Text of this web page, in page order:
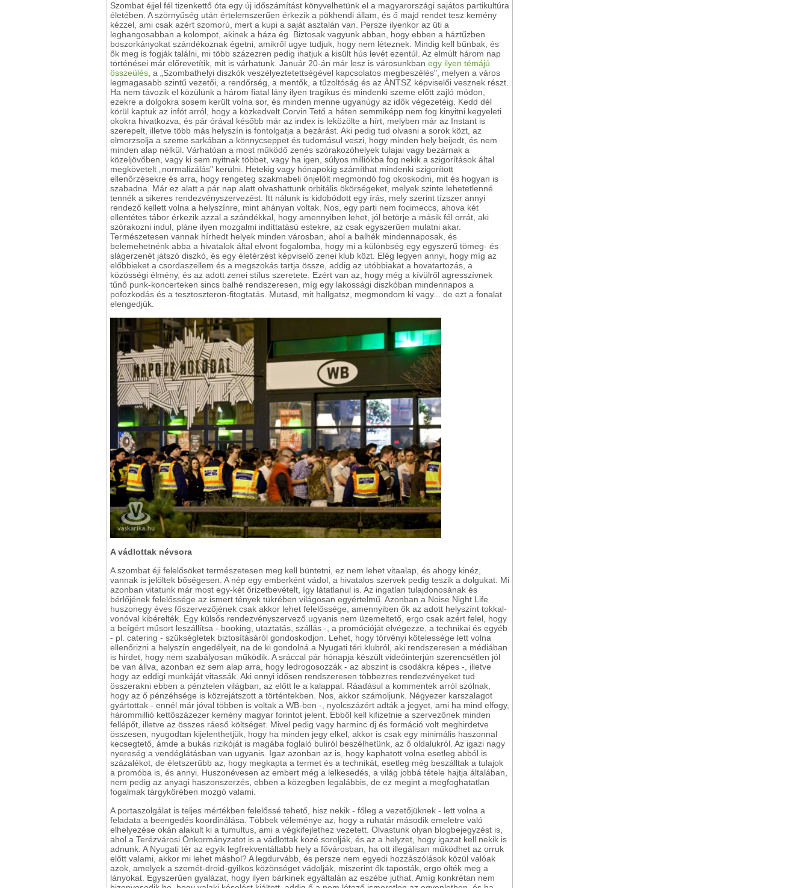
Szombat éjjel fél tizenkettő óta egy új időszámítást könyvelhetünk el a magyarországi sajátos partikultúra
életében. A szörnyűség után értelemszerűen érkezik a pökhendi állam, és ő majd rendet tesz kemény
kézzel, ami csak azért szomorú, mert a kupi a saját asztalán van. Persze ilyenkor az üti a
leghangosabban a kolompot, akinek a háza ég. Biztosak vagyunk abban, hogy ebben a háztűzben
boszorkányokat szándékoznak égetni, amikről ugye tudjuk, hogy nem léteznek. Mindig kell bűnbak, és
ők meg is fogják találni, mi több százezren pedig ihatjuk a kisült hús levét ezentúl. Az elmúlt három nap
történései már előrevetítik, mit is várhatunk. Január 20-án már lesz is városunkban egy ilyen témájú
összeülés , a „Szombathelyi diszkók veszélyeztetettségével kapcsolatos megbeszélés", melyen a város
legmagasabb szintű vezetői, a rendőrség, a mentők, a tűzoltóság és az ÁNTSZ képviselői vesznek részt.
Ha nem távozik el közülünk a három fiatal lány ilyen tragikus és mindenki szeme előtt zajló módon,
ezekre a dolgokra sosem került volna sor, és minden menne ugyanúgy az idők végezetéig. Kedd dél
körül kaptuk az infót arról, hogy a közkedvelt Corvin Tető a héten semmiképp nem fog kinyitni kegyeleti
okokra hivatkozva, és pár órával később már az index is leközölte a hírt, melyben már az Instant is
szerepelt, illetve több más helyszín is fontolgatja a bezárást. Aki pedig tud olvasni a sorok közt, az
elmorzsolja a szeme sarkában a könnycseppet és tudomásul veszi, hogy minden hely beijedt, és nem
minden alap nélkül. Várhatóan a most működő zenés szórakozóhelyek tulajai vagy bezárnak a
közeljövőben, vagy ki sem nyitnak többet, vagy ha igen, súlyos milliókba fog nekik a szigorítások által
megkövetelt „normalizálás" kerülni. Hetekig vagy hónapokig számíthat mindenki szigorított
ellenőrzésekre és arra, hogy rengeteg szakmabeli önjelölt megmondó fog okoskodni, mit és hogyan is
szabadna. Már ez alatt a pár nap alatt olvashattunk orbitális ökörségeket, melyek szinte lehetetlenné
tennék a sikeres rendezvényszervezést. Itt nálunk is kidobódott egy írás, mely szerint tízszer annyi
rendező kellett volna a helyszínre, mint ahányan voltak. Nos, egy parti nem focimeccs, ahova két
ellentétes tábor érkezik azzal a szándékkal, hogy amennyiben lehet, jól betörje a másik fél orrát, aki
szórakozni indul, pláne ilyen mozgalmi indíttatású estekre, az csak egyszerűen mulatni akar.
Természetesen vannak hírhedt helyek minden városban, ahol a balhék mindennaposak, és
belemehetnénk abba a hivatalok által elvont fogalomba, hogy mi a különbség egy egyszerű tömeg- és
slágerzenét játszó diszkó, és egy életérzést képviselő zenei klub közt. Elég legyen annyi, hogy míg az
előbbieket a csordaszellem és a megszokás tartja össze, addig az utóbbiakat a hovatartozás, a
közösségi élmény, és az adott zenei stílus szeretete. Ezért van az, hogy még a kívülről agresszívnek
tűnő punk-koncerteken sincs balhé rendszeresen, míg egy lakossági diszkóban mindennapos a
pofozkodás és a tesztoszteron-fitogtatás. Mutasd, mit hallgatsz, megmondom ki vagy... de ezt a fonalat
elengedjük.
A vádlottak névsora
A szombat éji felelősöket természetesen meg kell büntetni, ez nem lehet vitaalap, és ahogy kinéz,
vannak is jelöltek bőségesen. A nép egy emberként vádol, a hivatalos szervek pedig teszik a dolgukat. Mi
azonban vitatunk már most egy-két őrizetbevételt, így látatlanul is. Az ingatlan tulajdonosának és
bérlőjének felelőssége az ismert tények tükrében világosan egyértelmű. Azonban a Noise Night Life
huszonegy éves főszervezőjének csak akkor lehet felelőssége, amennyiben ők az adott helyszínt tokkal-
vonóval kibérelték. Egy külsős rendezvényszervező ugyanis nem üzemeltető, ergo csak azért felel, hogy
a beígért műsort leszállítsa - booking, utaztatás, szállás -, a promócióját elvégezze, a technikai és egyéb
- pl. catering - szükségletek biztosításáról gondoskodjon. Lehet, hogy törvényi kötelessége lett volna
ellenőrizni a helyszín engedélyeit, na de ki gondolná a Nyugati téri klubról, aki rendszeresen a médiában
is hirdet, hogy nem szabályosan működik. A sráccal pár hónapja készült videóinterjún szerencsétlen jól
be van állva, azonban ez sem alap arra, hogy ledrogosozzák - az abszint is csodákra képes -, illetve
hogy az eddigi munkáját vitassák. Aki ennyi idősen rendszeresen többezres rendezvényeket tud
összerakni ebben a pénztelen világban, az előtt le a kalappal. Ráadásul a kommentek arról szólnak,
hogy az ő pénzéhsége is közrejátszott a történtekben. Nos, akkor számoljunk. Négyezer karszalagot
gyártottak - ennél már jóval többen is voltak a WB-ben -, nyolcszázért adták a jegyet, ami ha mind elfogy,
hárommillió kettőszázezer kemény magyar forintot jelent. Ebből kell kifizetnie a szervezőnek minden
fellépőt, illetve az összes ráeső költséget. Mivel pedig vagy harminc dj és formáció volt meghirdetve
összesen, nyugodtan kijelenthetjük, hogy ha minden jegy elkel, akkor is csak egy minimális haszonnal
kecsegtető, ámde a bukás rizikóját is magába foglaló buliról beszélhetünk, az ő oldalukról. Az igazi nagy
nyereség a vendéglátásban van ugyanis. Igaz azonban az is, hogy kaphatott volna esetleg abból is
százalékot, de életszerűbb az, hogy megkapta a termet és a technikát, esetleg még beszálltak a tulajok
a promóba is, és annyi. Huszonévesen az embert még a lelkesedés, a világ jobbá tétele hajtja általában,
nem pedig az anyagi haszonszerzés, ebben a közegben legalábbis, de ez megint a megfoghatatlan
fogalmak tárgykörében mozgó valami.
A portaszolgálat is teljes mértékben felelőssé tehető, hisz nekik - főleg a vezetőjüknek - lett volna a
feladata a beengedés koordinálása. Többek véleménye az, hogy a ruhatár második emeletre való
elhelyezése okán alakult ki a tumultus, ami a végkifejlethez vezetett. Olvastunk olyan blogbejegyzést is,
ahol a Terézvárosi Önkormányzatot is a vádlottak közé sorolják, és az a helyzet, hogy igazat kell nekik is
adnunk. A Nyugati tér az egyik legfrekventáltabb hely a fővárosban, ha ott illegálisan működhet az orruk
előtt valami, akkor mi lehet máshol? A legdurvább, és persze nem egyedi hozzászólások közül valóak
azok, amelyek a szemét-droid-gyilkos közönséget vádolják, miszerint ők taposták, ergo ölték meg a
lányokat. Egyszerűen gyalázat, hogy ilyen bárkinek egyáltalán az eszébe juthat. Amíg konkrétan nem